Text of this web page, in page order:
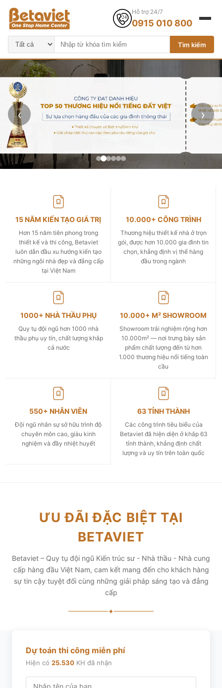
Tìm kiếm
Hỗ trợ 24/7
0915 010 800
‹ ›
15 NĂM KIẾN TẠO GIÁ TRỊ
Hơn 15 năm tiên phong trong
thiết kế và thi công, Betaviet
luôn dẫn đầu xu hướng kiến tạo
những ngôi nhà đẹp và đẳng cấp
tại Việt Nam
10.000+ CÔNG TRÌNH
Thương hiệu thiết kế nhà ở trọn
gói, được hơn 10.000 gia đình tin
chọn, khẳng định vị thế hàng
đầu trong ngành
1000+ NHÀ THẦU PHỤ
Quy tụ đội ngũ hơn 1000 nhà
thầu phụ uy tín, chất lượng khắp
cả nước
10.000+ M² SHOWROOM
Showroom trải nghiệm rộng hơn
10.000m² — nơi trưng bày sản
phẩm chất lượng đến từ hơn
1.000 thương hiệu nổi tiếng toàn
cầu
550+ NHÂN VIÊN
Đội ngũ nhân sự sở hữu trình độ
chuyên môn cao, giàu kinh
nghiệm và đầy nhiệt huyết
63 TỈNH THÀNH
Các công trình tiêu biểu của
Betaviet đã hiện diện ở khắp 63
tỉnh thành, khẳng định chất
lượng và uy tín trên toàn quốc
ƯU ĐÃI ĐẶC BIỆT TẠI
BETAVIET
Betaviet – Quy tụ đội ngũ Kiến trúc sư - Nhà thầu - Nhà cung
cấp hàng đầu Việt Nam, cam kết mang đến cho khách hàng
sự tin cậy tuyệt đối cùng những giải pháp sáng tạo và đẳng
cấp
✦
Dự toán thi công miễn phí
Hiện có 25.530 KH đã nhận